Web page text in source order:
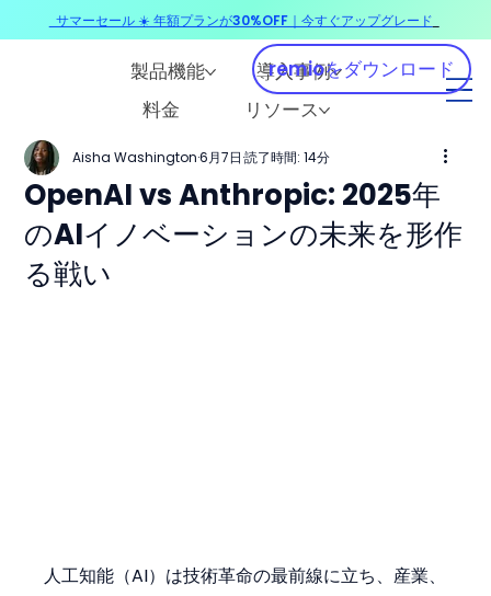
製品機能
導入事例
料金
リソース
remioをダウンロード
OpenAI vs Anthropic: 2025年
のAIイノベーションの未来を形作
る戦い
Aisha Washington 6月7日 読了時間: 14分
人工知能（AI）は技術革命の最前線に立ち、産業、
サマーセール ☀️ 年額プランが30%OFF｜今すぐアップグレード